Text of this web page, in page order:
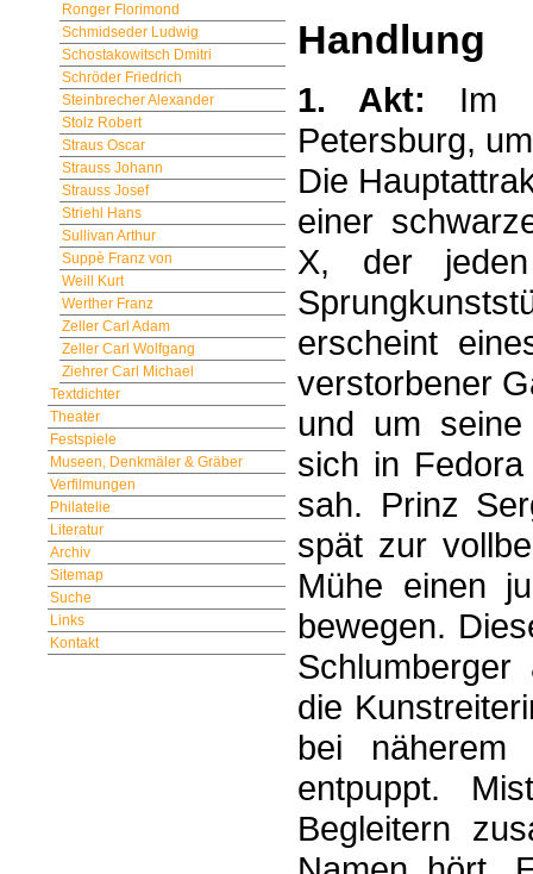
Ronger Florimond
Schmidseder Ludwig
Schostakowitsch Dmitri
Schröder Friedrich
Steinbrecher Alexander
Stolz Robert
Straus Oscar
Strauss Johann
Strauss Josef
Striehl Hans
Sullivan Arthur
Suppè Franz von
Weill Kurt
Werther Franz
Zeller Carl Adam
Zeller Carl Wolfgang
Ziehrer Carl Michael
Textdichter
Theater
Festspiele
Museen, Denkmäler & Gräber
Verfilmungen
Philatelie
Literatur
Archiv
Sitemap
Suche
Links
Kontakt
Handlung
1. Akt: Im
Petersburg,
Die
einer
X, der
erscheint
verstorbener
und um seine
sich in
sah. Prinz
spät zur
Mühe einen
bewegen.
die
bei näherem
entpuppt.
Begleitern